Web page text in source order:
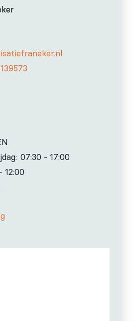
07:30 - 17:00
12:00